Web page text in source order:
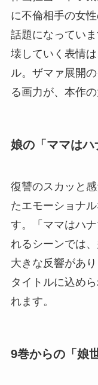
に不倫相手の女
話題になってい
壊していく表情
ル。ザマァ展開
る画力が、本作
娘の「ママは
復讐のスカッと
たエモーショナ
す。「ママはハ
れるシーンでは
大きな反響があ
タイトルに込め
れます。
9巻からの「娘